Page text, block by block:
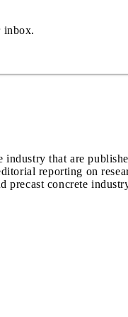
inbox.
that are
reporting on
precast concrete